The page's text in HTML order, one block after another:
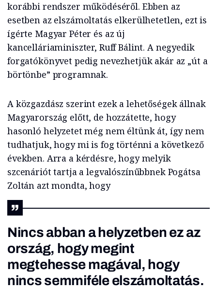
korábbi rendszer működéséről. Ebben az
esetben az elszámoltatás elkerülhetetlen, ezt is
ígérte Magyar Péter és az új
kancelláriaminiszter, Ruff Bálint. A negyedik
forgatókönyvet pedig nevezhetjük akár az „út a
börtönbe” programnak.
A közgazdász szerint ezek a lehetőségek állnak
Magyarország előtt, de hozzátette, hogy
hasonló helyzetet még nem éltünk át, így nem
tudhatjuk, hogy mi is fog történni a következő
években. Arra a kérdésre, hogy melyik
szcenáriót tartja a legvalószínűbbnek Pogátsa
Zoltán azt mondta, hogy
Nincs abban a helyzetben ez az
ország, hogy megint
megtehesse magával, hogy
nincs semmiféle elszámoltatás.